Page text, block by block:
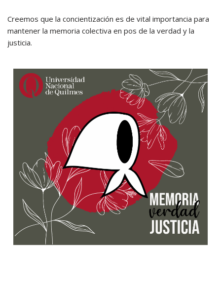
Creemos que la concientización es de vital importancia para
mantener la memoria colectiva en pos de la verdad y la
justicia.